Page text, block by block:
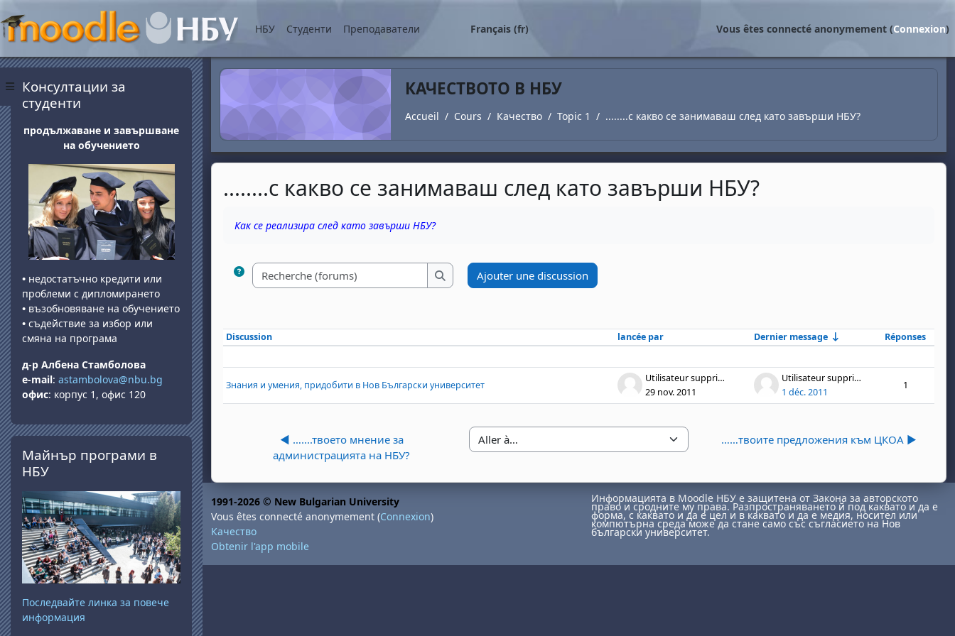
Panneau latéral
НБУ Студенти Преподаватели Français ‎(fr)‎ Vous êtes connecté anonymement (Connexion)
КАЧЕСТВОТО В НБУ
Accueil Cours Качество Topic 1 ........с какво се занимаваш след като завърши НБУ?
........с какво се занимаваш след като завърши НБУ?
Как се реализира след като завърши НБУ?
Recherche (forums)
Recherche (forums)
Ajouter une discussion
Statut
Discussion lancée par Dernier message
Réponses
Знания и умения, придобити в Нов Български университет
Utilisateur supprimé
29 nov. 2011
Utilisateur supprimé
1 déc. 2011
1
◀︎ …....твоето мнение за
администрацията на НБУ?
Aller à… ……твоите предложения към ЦКОА ▶︎
Blocs
Консултации за
студенти
продължаване и завършване
на обучението
• недостатъчно кредити или
проблеми с дипломирането
• възобновяване на обучението
• съдействие за избор или
смяна на програма
д-р Албена Стамболова
e-mail: astambolova@nbu.bg
офис: корпус 1, офис 120
Passer Майнър програми в НБУ
Майнър програми в
НБУ
Последвайте линка за повече
информация
Информацията в Moodle НБУ е защитена от Закона за авторското
право и сродните му права. Разпространяването й под каквато и да е
форма, с каквато и да е цел и в каквато и да е медия, носител или
компютърна среда може да стане само със съгласието на Нов
български университет.
1991-2026 © New Bulgarian University
Vous êtes connecté anonymement (Connexion)
Качество
Obtenir l'app mobile